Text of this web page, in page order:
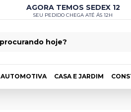
AGORA TEMOS SEDEX 12
SEU PEDIDO CHEGA ATÉ ÁS 12H
AUTOMOTIVA CASA E JARDIM